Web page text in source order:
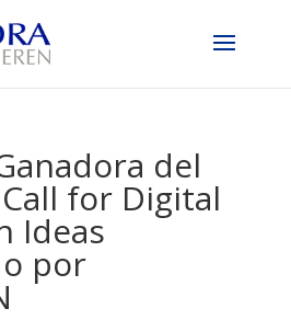
del
for Digital
Ideas
por